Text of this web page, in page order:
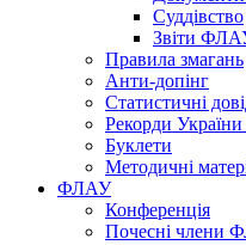
Суддівство
Звіти
Правила змагань
Анти-допінг
Статистичні
Рекорди України
Буклети
Методичні
ФЛАУ
Конференція
Почесні члени